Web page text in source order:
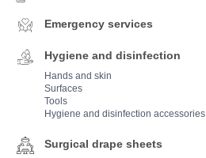
Emergency services
Hygiene and disinfection
Hands and skin
Surfaces
Tools
Hygiene and disinfection accessories
Surgical drape sheets